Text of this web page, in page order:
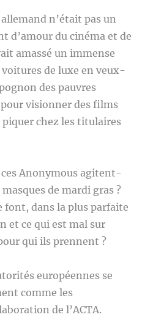
n’était pas un
d’amour du cinéma et de
amassé un immense
de luxe en veux-
des pauvres
visionner des films
chez les titulaires
Anonymous agitent-
de mardi gras ?
font, dans la plus parfaite
et ce qui est mal sur
qui ils prennent ?
européennes se
comme les
de l’ACTA.